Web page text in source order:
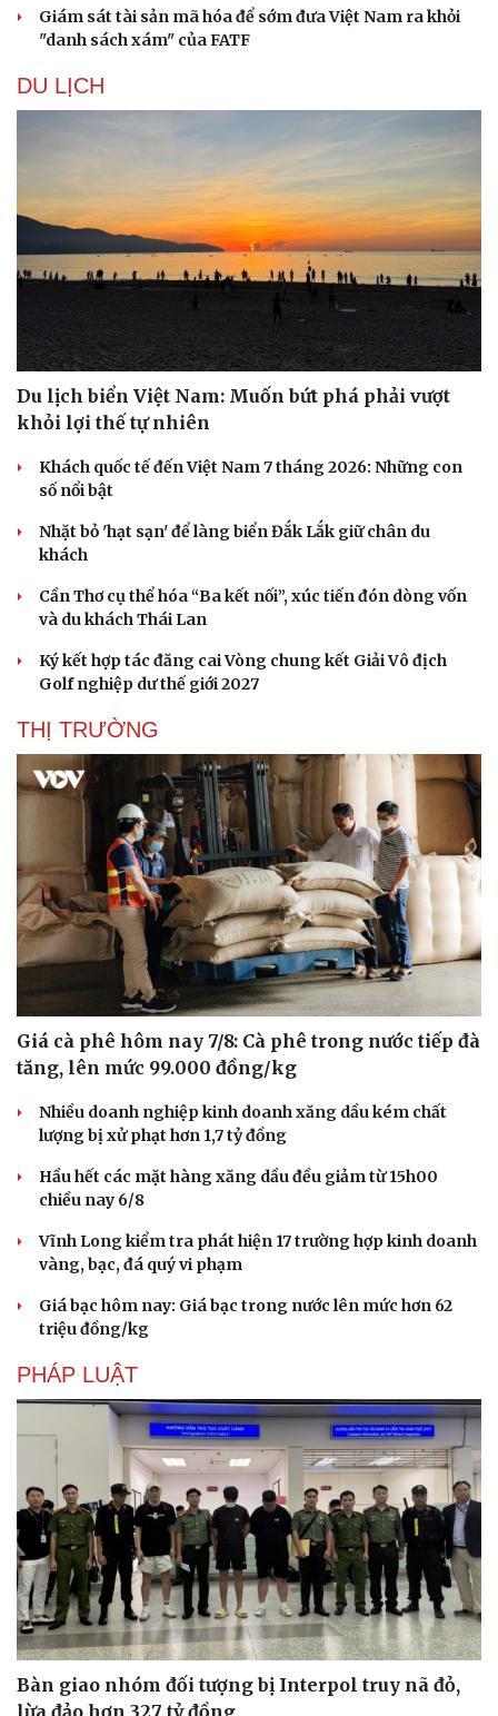
Lịch thi đấu bóng đá
Thế giới thể thao
Hậu trường
Xe máy
Thông tin doanh nghiệp
Doanh nghiệp 24h
Vì cộng đồng
Tin Công nghệ
Trải nghiệm
Chuyển đổi số
Giám sát tài sản mã hóa để sớm đưa Việt Nam ra khỏi
"danh sách xám" của FATF
DU LỊCH
Du lịch biển Việt Nam: Muốn bứt phá phải vượt
khỏi lợi thế tự nhiên
Khách quốc tế đến Việt Nam 7 tháng 2026: Những con
số nổi bật
Nhặt bỏ 'hạt sạn' để làng biển Đắk Lắk giữ chân du
khách
Cần Thơ cụ thể hóa “Ba kết nối”, xúc tiến đón dòng vốn
và du khách Thái Lan
Ký kết hợp tác đăng cai Vòng chung kết Giải Vô địch
Golf nghiệp dư thế giới 2027
THỊ TRƯỜNG
Giá cà phê hôm nay 7/8: Cà phê trong nước tiếp đà
tăng, lên mức 99.000 đồng/kg
Nhiều doanh nghiệp kinh doanh xăng dầu kém chất
lượng bị xử phạt hơn 1,7 tỷ đồng
Hầu hết các mặt hàng xăng dầu đều giảm từ 15h00
chiều nay 6/8
Vĩnh Long kiểm tra phát hiện 17 trường hợp kinh doanh
vàng, bạc, đá quý vi phạm
Giá bạc hôm nay: Giá bạc trong nước lên mức hơn 62
triệu đồng/kg
PHÁP LUẬT
Bàn giao nhóm đối tượng bị Interpol truy nã đỏ,